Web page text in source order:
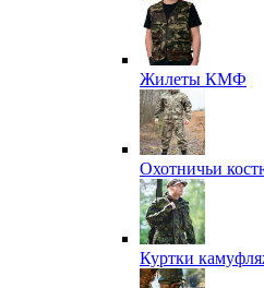
Жилеты КМФ
Охотничьи
Куртки